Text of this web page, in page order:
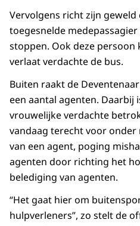
Vervolgens richt zijn
toegesnelde
stoppen. Ook deze persoon
verlaat verdachte de bus.
Buiten raakt de
een aantal agenten. Daarbij
vrouwelijke verdachte
vandaag terecht voor
van een agent, poging
agenten door richting het
belediging van agenten.
“Het gaat hier om
hulpverleners”, zo stelt de